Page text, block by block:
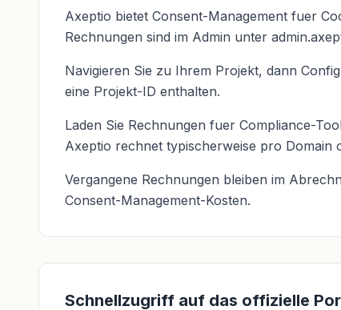
Axeptio bietet Consent-Management fuer
Rechnungen sind im Admin unter
Navigieren Sie zu Ihrem Projekt, dann
eine Projekt-ID enthalten.
Laden Sie Rechnungen fuer Compliance-
Axeptio rechnet typischerweise pro Domain
Vergangene Rechnungen bleiben im
Consent-Management-Kosten.
Schnellzugriff auf das offizielle